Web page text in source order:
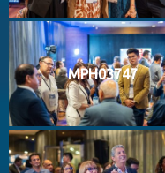
MPH03747